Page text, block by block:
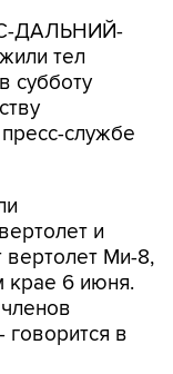
ДАЛЬНИЙ-
тел
субботу
службе
и
вертолет Ми-8,
крае 6 июня.
в